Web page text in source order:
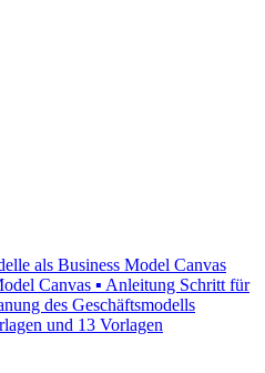
als Business Model Canvas
Canvas ▪ Anleitung Schritt für
des Geschäftsmodells
und 13 Vorlagen